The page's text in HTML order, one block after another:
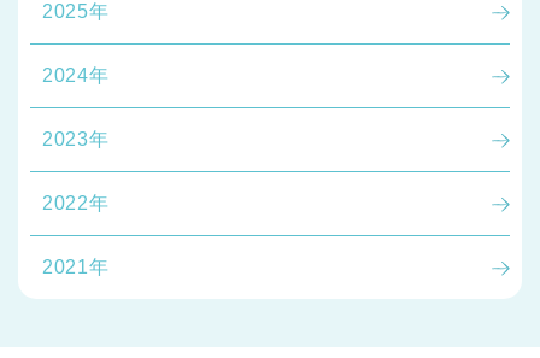
2025年
2024年
2023年
2022年
2021年